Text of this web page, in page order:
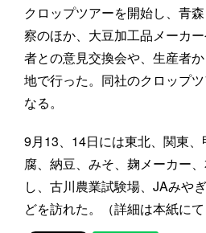
クロップツアーを開始し、青
察のほか、大豆加工品メーカ
者との意見交換会や、生産者
地で行った。同社のクロップ
なる。
9月13、14日には東北、関東
腐、納豆、みそ、麹メーカー
し、古川農業試験場、JAみや
どを訪れた。（詳細は本紙にて